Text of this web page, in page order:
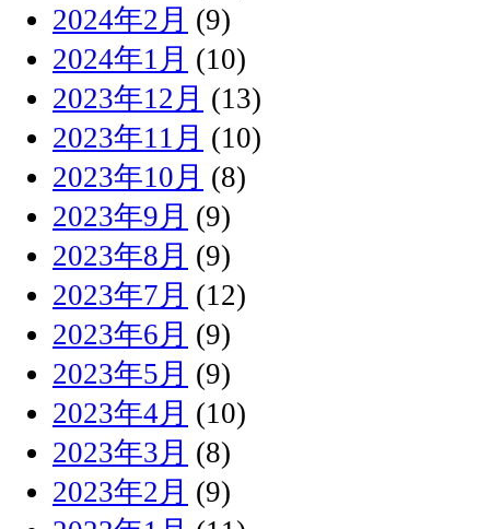
2024年2月 (9)
2024年1月 (10)
2023年12月 (13)
2023年11月 (10)
2023年10月 (8)
2023年9月 (9)
2023年8月 (9)
2023年7月 (12)
2023年6月 (9)
2023年5月 (9)
2023年4月 (10)
2023年3月 (8)
2023年2月 (9)